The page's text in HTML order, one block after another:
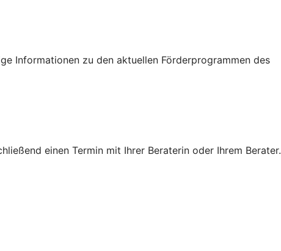
Informationen zu den aktuellen Förderprogrammen des
einen Termin mit Ihrer Beraterin oder Ihrem Berater.